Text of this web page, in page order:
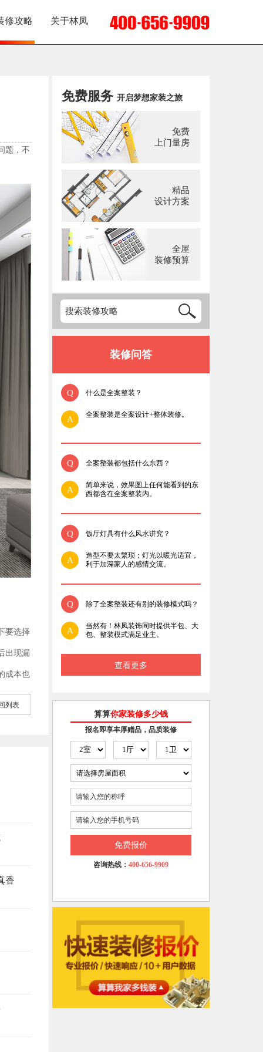
修攻略 关于林凤
题，不
要选择
出现漏
成本也
列表
香
免费服务 开启梦想家装之旅
免费
上门量房
精品
设计方案
全屋
装修预算
装修问答
Q 什么是全案整装？
A 全案整装是全案设计+整体装修。
Q 全案整装都包括什么东西？
A
简单来说，效果图上任何能看到的东
西都含在全案整装内。
Q 饭厅灯具有什么风水讲究？
A
造型不要太繁琐；灯光以暖光适宜，
利于加深家人的感情交流。
Q 除了全案整装还有别的装修模式吗？
A
当然有！林凤装饰同时提供半包、大
包、整装模式满足业主。
查看更多
算算你家装修多少钱
报名即享丰厚赠品，品质装修
免费报价
咨询热线： 400-656-9909